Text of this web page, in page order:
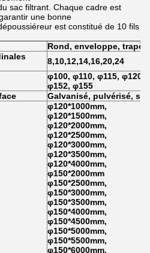
sac filtrant. Chaque cadre est
une bonne
est constitué de 10 fils
Rond, enveloppe,
8,10,12,14,16,20,24
φ100, φ110, φ115, φ120,
φ152, φ155
Galvanisé, pulvérisé,
φ120*1000mm,
φ120*1500mm,
φ120*2000mm,
φ120*2500mm,
φ120*3000mm,
φ120*3500mm,
φ120*4000mm,
φ150*2000mm
φ150*2500mm,
φ150*3000mm,
φ150*3500mm,
φ150*4000mm,
φ150*4500mm,
φ150*5000mm,
φ150*5500mm,
φ150*6000mm,